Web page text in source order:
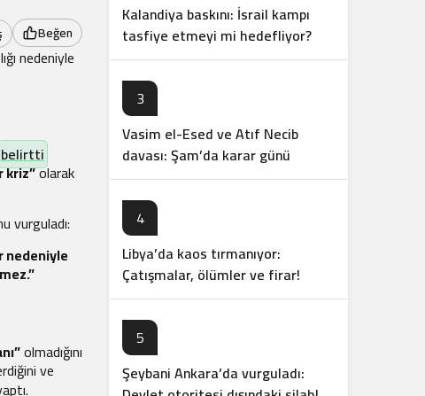
Beğen
nedeniyle
belirtti
olarak
vurguladı:
nedeniyle
olmadığını
ve
Kalandiya baskını: İsrail kampı
tasfiye etmeyi mi hedefliyor?
3
Vasim el-Esed ve Atıf Necib
davası: Şam’da karar günü
açıklandı
4
Libya’da kaos tırmanıyor:
Çatışmalar, ölümler ve firar!
5
Şeybani Ankara’da vurguladı: